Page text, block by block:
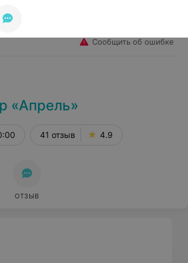
Сообщить об ошибке
«Апрель»
41 отзыв 4.9
ОТЗЫВ